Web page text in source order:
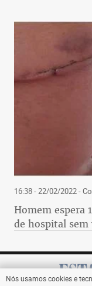
16:38 - 22/02/2022-
Homem espera
de hospital sem
Nós usamos cookies e